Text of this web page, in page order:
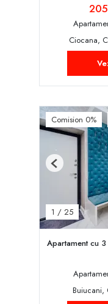
Ciocana,
Comision 0%
1 / 25
Previous
Apartament cu
Buiucani,